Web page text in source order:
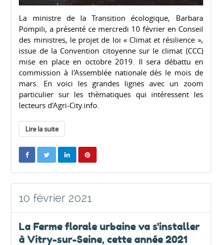
La ministre de la Transition écologique, Barbara
Pompili, a présenté ce mercredi 10 février en Conseil
des ministres, le projet de loi « Climat et résilience »,
issue de la Convention citoyenne sur le climat (CCC)
mise en place en octobre 2019. Il sera débattu en
commission à l'Assemblée nationale dés le mois de
mars. En voici les grandes lignes avec un zoom
particulier sur les thèmatiques qui intéressent les
lecteurs d'Agri-City.info.
Lire la suite
10 février 2021
La Ferme florale urbaine va s'installer
à Vitry-sur-Seine, cette année 2021